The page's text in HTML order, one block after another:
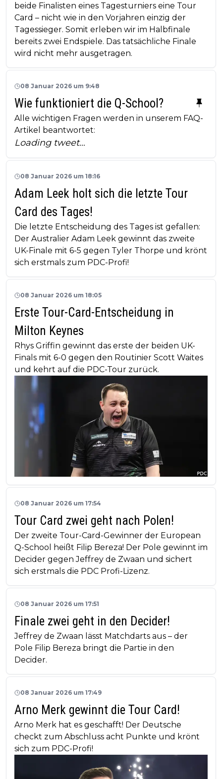
beide Finalisten eines Tagesturniers eine Tour
Card – nicht wie in den Vorjahren einzig der
Tagessieger. Somit erleben wir im Halbfinale
bereits zwei Endspiele. Das tatsächliche Finale
wird nicht mehr ausgetragen.
08 Januar 2026 um 9:48
Wie funktioniert die Q-School?
Alle wichtigen Fragen werden in unserem FAQ-
Artikel beantwortet:
Loading tweet…
08 Januar 2026 um 18:16
Adam Leek holt sich die letzte Tour
Card des Tages!
Die letzte Entscheidung des Tages ist gefallen:
Der Australier Adam Leek gewinnt das zweite
UK-Finale mit 6-5 gegen Tyler Thorpe und krönt
sich erstmals zum PDC-Profi!
08 Januar 2026 um 18:05
Erste Tour-Card-Entscheidung in
Milton Keynes
Rhys Griffin gewinnt das erste der beiden UK-
Finals mit 6-0 gegen den Routinier Scott Waites
und kehrt auf die PDC-Tour zurück.
08 Januar 2026 um 17:54
Tour Card zwei geht nach Polen!
Der zweite Tour-Card-Gewinner der European
Q-School heißt Filip Bereza! Der Pole gewinnt im
Decider gegen Jeffrey de Zwaan und sichert
sich erstmals die PDC Profi-Lizenz.
08 Januar 2026 um 17:51
Finale zwei geht in den Decider!
Jeffrey de Zwaan lässt Matchdarts aus – der
Pole Filip Bereza bringt die Partie in den
Decider.
08 Januar 2026 um 17:49
Arno Merk gewinnt die Tour Card!
Arno Merk hat es geschafft! Der Deutsche
checkt zum Abschluss acht Punkte und krönt
sich zum PDC-Profi!